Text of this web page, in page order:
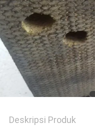
Deskripsi Produk